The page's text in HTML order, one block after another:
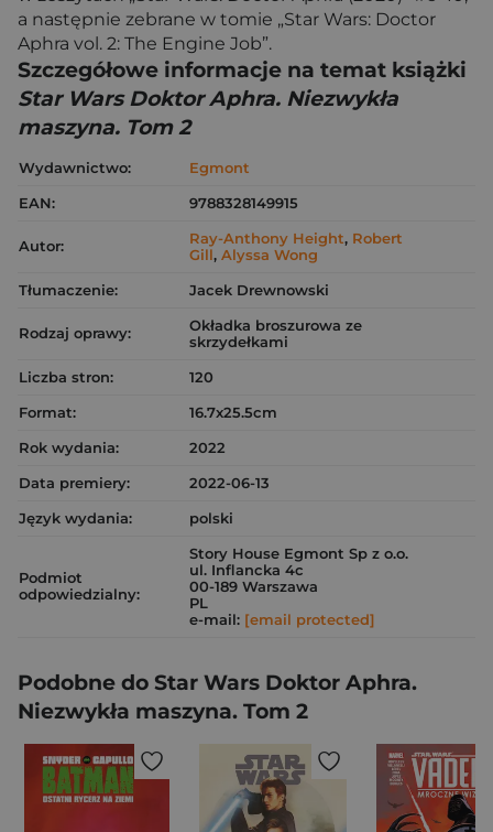
a następnie zebrane w tomie „Star Wars: Doctor
Aphra vol. 2: The Engine Job”.
Szczegółowe informacje na temat książki
Star Wars Doktor Aphra. Niezwykła
maszyna. Tom 2
Wydawnictwo:
Egmont
EAN:
9788328149915
Autor: Ray-Anthony Height, Robert
Gill, Alyssa Wong
Tłumaczenie:
Jacek Drewnowski
Rodzaj oprawy:
Okładka broszurowa ze
skrzydełkami
Liczba stron:
120
Format:
16.7x25.5cm
Rok wydania:
2022
Data premiery:
2022-06-13
Język wydania:
polski
Podmiot
odpowiedzialny:
Story House Egmont Sp z o.o.
ul. Inflancka 4c
00-189 Warszawa
PL
e-mail: [email protected]
Podobne do Star Wars Doktor Aphra.
Niezwykła maszyna. Tom 2